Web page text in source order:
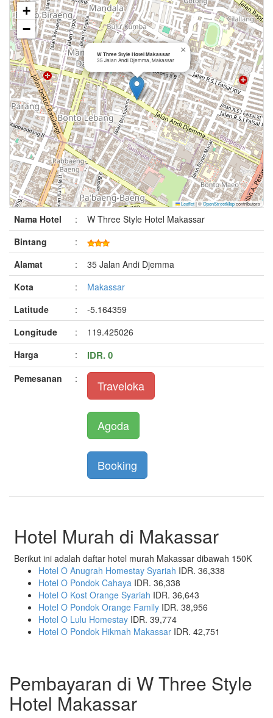
W Three Style Hotel Makassar
35 Jalan Andi Djemma, Makassar
×
+
−
Leaflet|©OpenStreetMapcontributors
Nama Hotel :
W Three Style Hotel Makassar
Bintang
:
Alamat
:
35 Jalan Andi Djemma
Kota
:
Makassar
Latitude
:
-5.164359
Longitude
:
119.425026
Harga
: IDR. 0
Pemesanan : Traveloka
Agoda
Booking
Hotel Murah di Makassar
Berikut ini adalah daftar hotel murah Makassar dibawah 150K
Hotel O Anugrah Homestay Syariah IDR. 36,338
Hotel O Pondok Cahaya IDR. 36,338
Hotel O Kost Orange Syariah IDR. 36,643
Hotel O Pondok Orange Family IDR. 38,956
Hotel O Lulu Homestay IDR. 39,774
Hotel O Pondok Hikmah Makassar IDR. 42,751
Pembayaran di W Three Style
Hotel Makassar